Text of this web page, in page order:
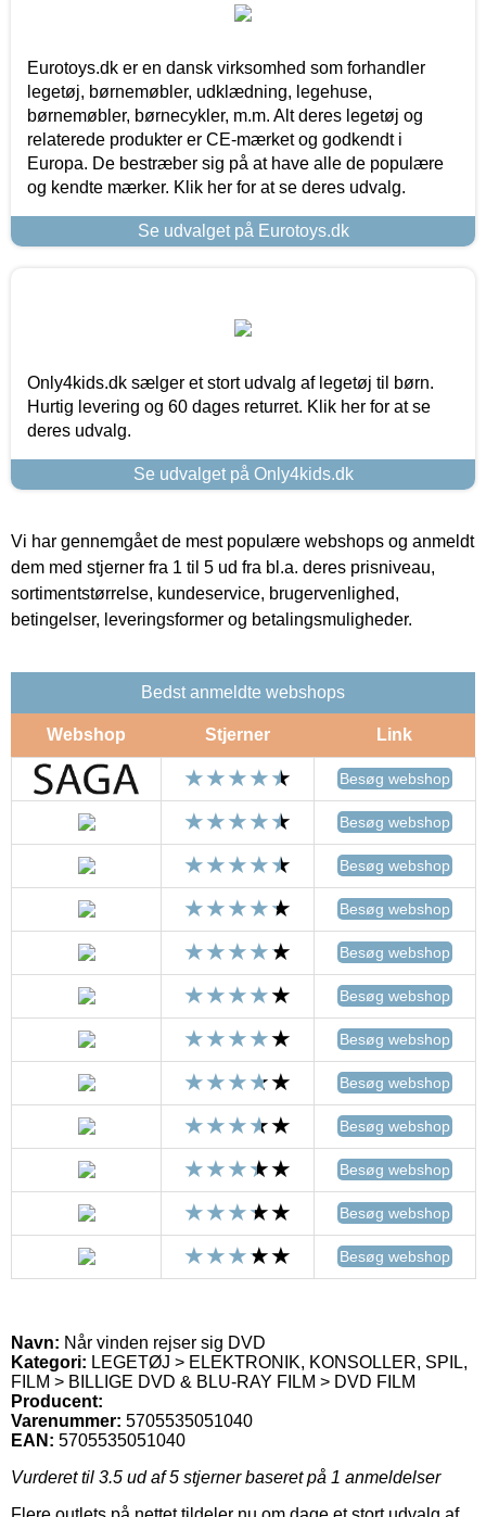
Eurotoys.dk er en dansk virksomhed som forhandler
legetøj, børnemøbler, udklædning, legehuse,
børnemøbler, børnecykler, m.m. Alt deres legetøj og
relaterede produkter er CE-mærket og godkendt i
Europa. De bestræber sig på at have alle de populære
og kendte mærker. Klik her for at se deres udvalg.
Se udvalget på Eurotoys.dk
Only4kids.dk sælger et stort udvalg af legetøj til børn.
Hurtig levering og 60 dages returret. Klik her for at se
deres udvalg.
Se udvalget på Only4kids.dk
Vi har gennemgået de mest populære webshops og anmeldt
dem med stjerner fra 1 til 5 ud fra bl.a. deres prisniveau,
sortimentstørrelse, kundeservice, brugervenlighed,
betingelser, leveringsformer og betalingsmuligheder.
Bedst anmeldte webshops
Webshop Stjerner Link
Besøg webshop
Besøg webshop
Besøg webshop
Besøg webshop
Besøg webshop
Besøg webshop
Besøg webshop
Besøg webshop
Besøg webshop
Besøg webshop
Besøg webshop
Besøg webshop
Navn: Når vinden rejser sig DVD
Kategori: LEGETØJ > ELEKTRONIK, KONSOLLER, SPIL,
FILM > BILLIGE DVD & BLU-RAY FILM > DVD FILM
Producent:
Varenummer: 5705535051040
EAN: 5705535051040
Vurderet til 3.5 ud af 5 stjerner baseret på 1 anmeldelser